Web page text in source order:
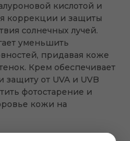
кислотой и
коррекции и защиты
солнечных лучей.
уменьшить
придавая коже
Крем обеспечивает
от UVA и UVB
фотостарение и
кожи на